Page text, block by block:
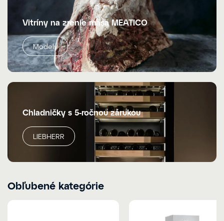
Vitríny na zrenie mäsa MEATICO
Modely
Chladničky s 5-ročnou zárukou
LIEBHERR
Obľubené kategórie